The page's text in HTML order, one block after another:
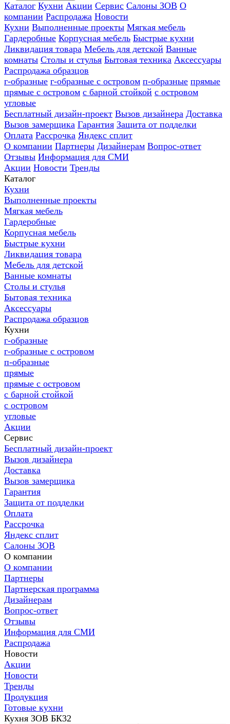
Каталог Кухни Акции Сервис Салоны ЗОВ О
компании Распродажа Новости
Кухни Выполненные проекты Мягкая мебель
Гардеробные Корпусная мебель Быстрые кухни
Ликвидация товара Мебель для детской Ванные
комнаты Столы и стулья Бытовая техника Аксессуары
Распродажа образцов
г-образные г-образные с островом п-образные прямые
прямые с островом с барной стойкой с островом
угловые
Бесплатный дизайн-проект Вызов дизайнера Доставка
Вызов замерщика Гарантия Защита от подделки
Оплата Рассрочка Яндекс сплит
О компании Партнеры Дизайнерам Вопрос-ответ
Отзывы Информация для СМИ
Акции Новости Тренды
Каталог
Кухни
Выполненные проекты
Мягкая мебель
Гардеробные
Корпусная мебель
Быстрые кухни
Ликвидация товара
Мебель для детской
Ванные комнаты
Столы и стулья
Бытовая техника
Аксессуары
Распродажа образцов
Кухни
г-образные
г-образные с островом
п-образные
прямые
прямые с островом
с барной стойкой
с островом
угловые
Акции
Сервис
Бесплатный дизайн-проект
Вызов дизайнера
Доставка
Вызов замерщика
Гарантия
Защита от подделки
Оплата
Рассрочка
Яндекс сплит
Салоны ЗОВ
О компании
О компании
Партнеры
Партнерская программа
Дизайнерам
Вопрос-ответ
Отзывы
Информация для СМИ
Распродажа
Новости
Акции
Новости
Тренды
Продукция
Готовые кухни
Кухня ЗОВ БК32